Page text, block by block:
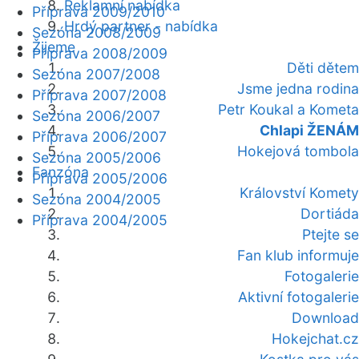
Reklamní nabídka
Hrdý partner - nabídka
Žijeme
Děti dětem
Jsme jedna rodina
Petr Koukal a Kometa
Chlapi ŽENÁM
Hokejová tombola
Fanzóna
Království Komety
Dortiáda
Ptejte se
Fan klub informuje
Fotogalerie
Aktivní fotogalerie
Download
Hokejchat.cz
Příprava 2009/2010
Sezóna 2008/2009
Příprava 2008/2009
Sezóna 2007/2008
Příprava 2007/2008
Sezóna 2006/2007
Příprava 2006/2007
Sezóna 2005/2006
Příprava 2005/2006
Sezóna 2004/2005
Příprava 2004/2005